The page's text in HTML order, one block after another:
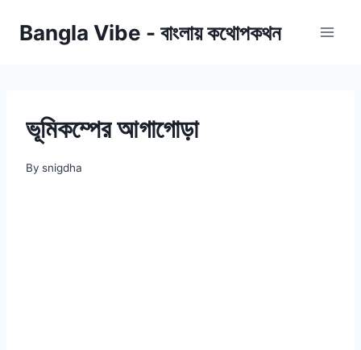
Bangla Vibe - বাংলায় কথোপকথন
ভূমিকম্পের আগাগোড়া
By snigdha